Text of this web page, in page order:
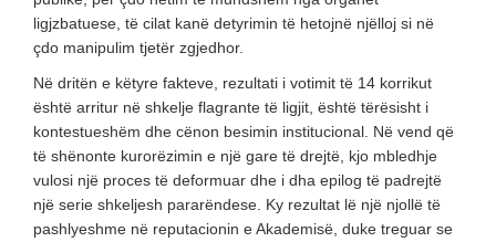
ligjzbatuese, të cilat kanë detyrimin të hetojnë njëlloj si në
çdo manipulim tjetër zgjedhor.
Në dritën e këtyre fakteve, rezultati i votimit të 14 korrikut
është arritur në shkelje flagrante të ligjit, është tërësisht i
kontestueshëm dhe cënon besimin institucional. Në vend që
të shënonte kurorëzimin e një gare të drejtë, kjo mbledhje
vulosi një proces të deformuar dhe i dha epilog të padrejtë
një serie shkeljesh pararëndese. Ky rezultat lë një njollë të
pashlyeshme në reputacionin e Akademisë, duke treguar se